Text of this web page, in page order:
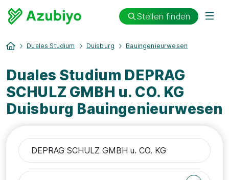
Stellen finden
Duales Studium Duisburg Bauingenieurwesen
Duales Studium DEPRAG
SCHULZ GMBH u. CO. KG
Duisburg Bauingenieurwesen